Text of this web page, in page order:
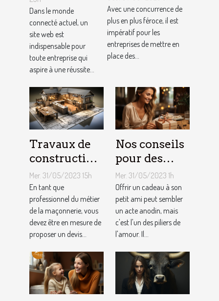
spécialiste
de
conception
de site web
Dans le monde
connecté actuel, un
site web est
indispensable pour
toute entreprise qui
aspire à une réussite...
locale et
fidéliser sa
clientèle grâce
aux outils du
référencement
Avec une concurrence de
plus en plus féroce, il est
impératif pour les
entreprises de mettre en
place des...
Travaux de
construction
d’une maison
: Comment
établir le
devis avec un
artisan
maçon ?
Mer. 31/05/2023 15h
En tant que
professionnel du métier
de la maçonnerie, vous
devez être en mesure de
proposer un devis...
Nos conseils
pour des
cadeaux
idéaux et
originaux
pour votre
petit ami
Mer. 31/05/2023 1h
Offrir un cadeau à son
petit ami peut sembler
un acte anodin, mais
c'est l'un des piliers de
l'amour. Il...